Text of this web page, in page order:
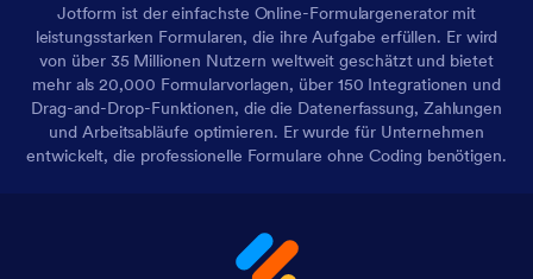
Jotform ist der einfachste Online-Formulargenerator mit
leistungsstarken Formularen, die ihre Aufgabe erfüllen. Er wird
von über 35 Millionen Nutzern weltweit geschätzt und bietet
mehr als 20,000 Formularvorlagen, über 150 Integrationen und
Drag-and-Drop-Funktionen, die die Datenerfassung, Zahlungen
und Arbeitsabläufe optimieren. Er wurde für Unternehmen
entwickelt, die professionelle Formulare ohne Coding benötigen.